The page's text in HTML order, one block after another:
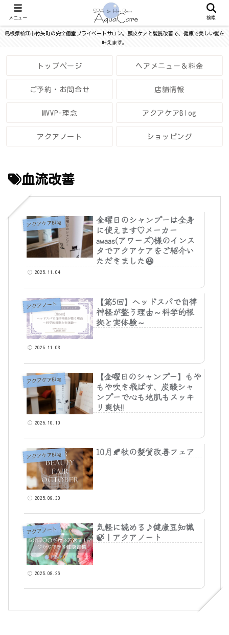
島根県松江市竹矢町の完全個室プライベートサロン。頭皮ケアと髪質改善で、健康で美しい髪を
叶えます。
トップページ ヘアメニュー＆料金
ご予約・お問合せ 店舗情報
MVVP-理念 アクアケアBlog
アクアノート ショッピング
血流改善
アクアケアBlog
金曜日のシャンプーは全身
に使えます♡メーカー
awaas(アワーズ)様のインス
タでアクアケアをご紹介い
ただきました😆
2025.11.04
アクアノート
【第5回】ヘッドスパで自律
神経が整う理由～科学的根
拠と実体験～
2025.11.03
アクアケアBlog
【金曜日のシャンプー】もや
もや吹き飛ばす、炭酸シャ
ンプーで心も地肌もスッキ
リ爽快!!
2025.10.10
アクアケアBlog 10月🍂秋の髪質改善フェア
2025.09.30
アクアノート
気軽に読める♪健康豆知識
🍃｜アクアノート
2025.08.26
メニュー 検索